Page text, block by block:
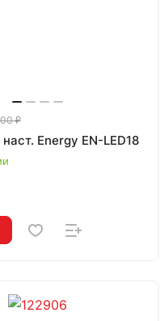
₽
Energy EN-LED18